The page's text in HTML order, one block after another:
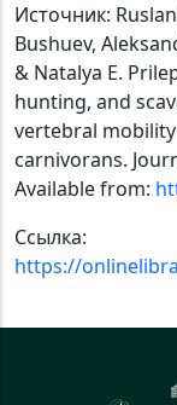
Источник:
Bushuev,
& Natalya E.
hunting, and
vertebral
carnivorans.
Available from:
Ссылка:
https://